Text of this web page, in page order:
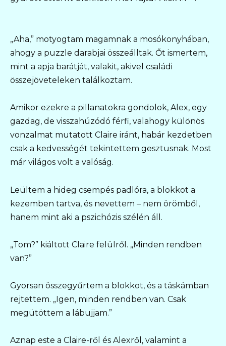
„Aha,” motyogtam magamnak a mosókonyhában,
ahogy a puzzle darabjai összeálltak. Őt ismertem,
mint a apja barátját, valakit, akivel családi
összejöveteleken találkoztam.
Amikor ezekre a pillanatokra gondolok, Alex, egy
gazdag, de visszahúzódó férfi, valahogy különös
vonzalmat mutatott Claire iránt, habár kezdetben
csak a kedvességét tekintettem gesztusnak. Most
már világos volt a valóság.
Leültem a hideg csempés padlóra, a blokkot a
kezemben tartva, és nevettem – nem örömből,
hanem mint aki a pszichózis szélén áll.
„Tom?” kiáltott Claire felülről. „Minden rendben
van?”
Gyorsan összegyűrtem a blokkot, és a táskámban
rejtettem. „Igen, minden rendben van. Csak
megütöttem a lábujjam.”
Aznap este a Claire-ről és Alexről, valamint a